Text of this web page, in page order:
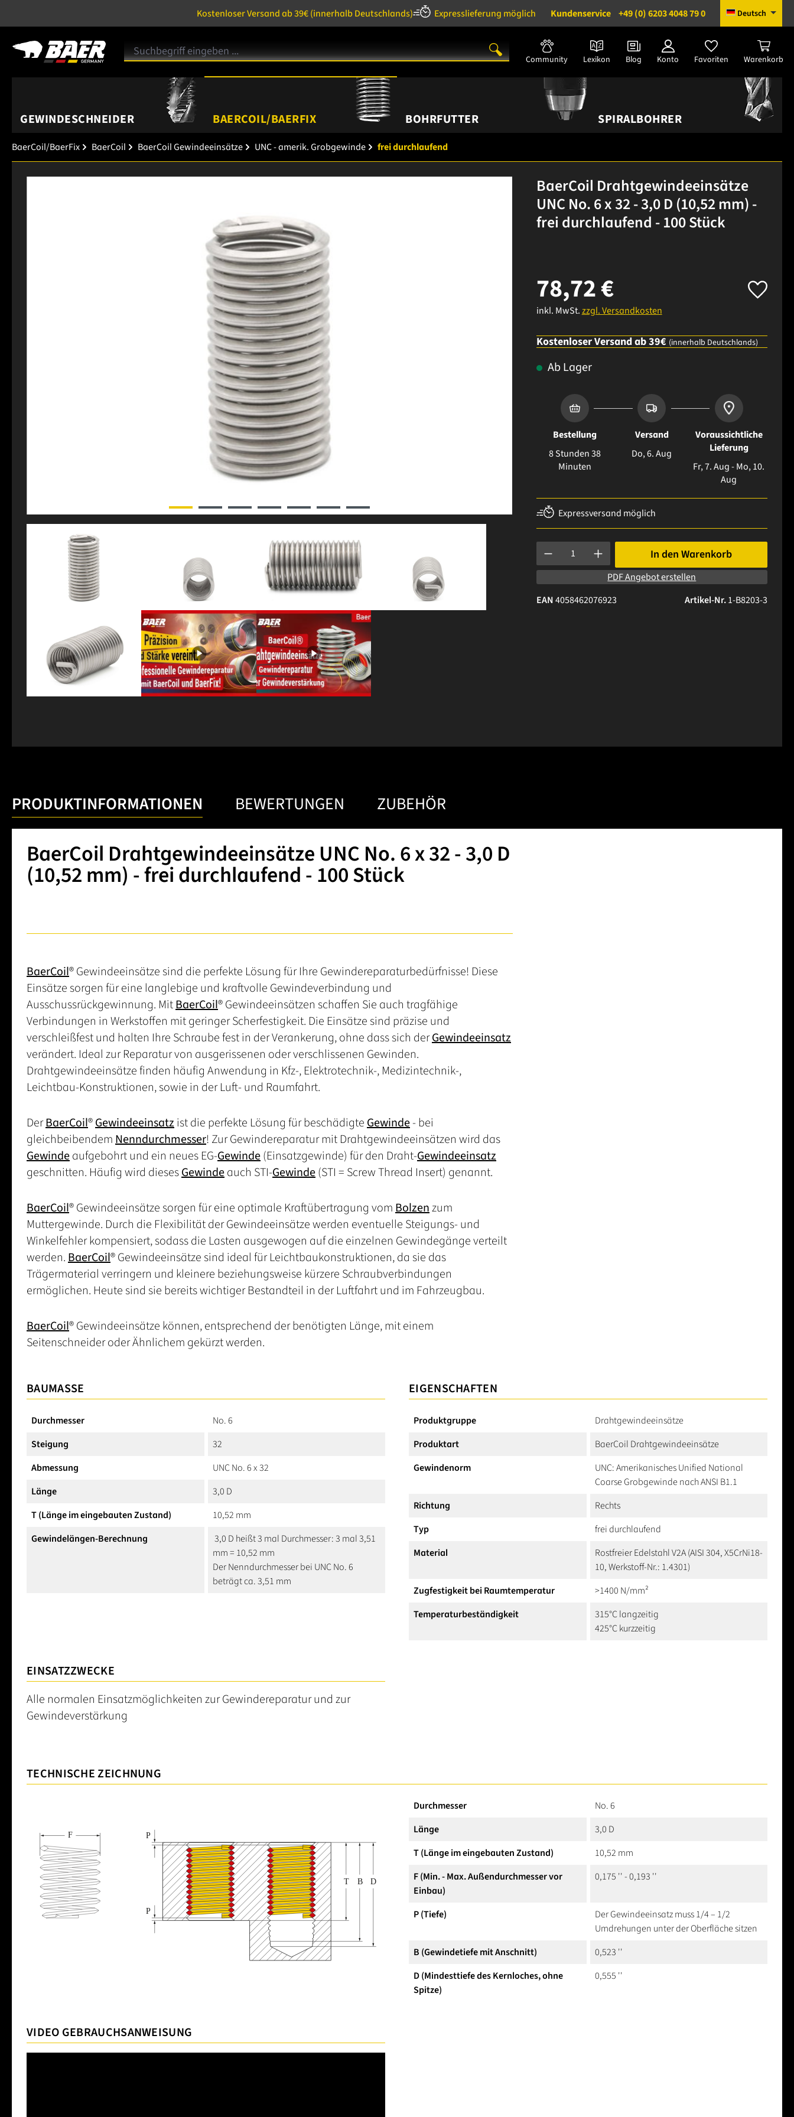
Kostenloser Versand ab 39€(innerhalb Deutschlands) Expresslieferung möglich Kundenservice +49 (0) 6203 4048 79 0 Deutsch
Community Lexikon Blog Konto Favoriten Warenkorb
GEWINDESCHNEIDER BAERCOIL/BAERFIX BOHRFUTTER SPIRALBOHRER
BaerCoil/BaerFix BaerCoil BaerCoil Gewindeeinsätze UNC - amerik. Grobgewinde frei durchlaufend
BaerCoil Drahtgewindeeinsätze
UNC No. 6 x 32 - 3,0 D (10,52 mm) -
frei durchlaufend - 100 Stück
78,72 €
inkl. MwSt.zzgl. Versandkosten
Kostenloser Versand ab 39€ (innerhalb Deutschlands)
Ab Lager
Bestellung
8 Stunden 38
Minuten
Versand
Do, 6. Aug
Voraussichtliche
Lieferung
Fr, 7. Aug - Mo, 10.
Aug
Expressversand möglich
Produkt Anzahl: Gib den gewünschten Wert ein oder benutze
In den Warenkorb
PDF Angebot erstellen
Artikel-Nr.1-B8203-3
EAN4058462076923
PRODUKTINFORMATIONEN BEWERTUNGEN ZUBEHÖR
BaerCoil Drahtgewindeeinsätze UNC No. 6 x 32 - 3,0 D
(10,52 mm) - frei durchlaufend - 100 Stück
BaerCoil® Gewindeeinsätze sind die perfekte Lösung für Ihre Gewindereparaturbedürfnisse! Diese
Einsätze sorgen für eine langlebige und kraftvolle Gewindeverbindung und
Ausschussrückgewinnung. MitBaerCoil® Gewindeeinsätzen schaffen Sie auch tragfähige
Verbindungen in Werkstoffen mit geringer Scherfestigkeit. Die Einsätze sind präzise und
verschleißfest und halten Ihre Schraube fest in der Verankerung, ohne dass sich derGewindeeinsatz
verändert. Ideal zur Reparatur von ausgerissenen oder verschlissenen Gewinden.
Drahtgewindeeinsätze finden häufig Anwendung in Kfz-, Elektrotechnik-, Medizintechnik-,
Leichtbau-Konstruktionen, sowie in der Luft- und Raumfahrt.
DerBaerCoil®Gewindeeinsatzist die perfekte Lösung für beschädigteGewinde- bei
gleichbeibendemNenndurchmesser! Zur Gewindereparatur mit Drahtgewindeeinsätzen wird das
Gewindeaufgebohrt und ein neues EG-Gewinde(Einsatzgewinde) für den Draht-Gewindeeinsatz
geschnitten. Häufig wird diesesGewindeauch STI-Gewinde(STI = Screw Thread Insert) genannt.
BaerCoil® Gewindeeinsätze sorgen für eine optimale Kraftübertragung vomBolzenzum
Muttergewinde. Durch die Flexibilität der Gewindeeinsätze werden eventuelle Steigungs- und
Winkelfehler kompensiert, sodass die Lasten ausgewogen auf die einzelnen Gewindegänge verteilt
werden.BaerCoil® Gewindeeinsätze sind ideal für Leichtbaukonstruktionen, da sie das
Trägermaterial verringern und kleinere beziehungsweise kürzere Schraubverbindungen
ermöglichen. Heute sind sie bereits wichtiger Bestandteil in der Luftfahrt und im Fahrzeugbau.
BaerCoil® Gewindeeinsätze können, entsprechend der benötigten Länge, mit einem
Seitenschneider oder Ähnlichem gekürzt werden.
BAUMASSE
Durchmesser
No. 6
Steigung
32
Abmessung
UNC No. 6 x 32
Länge
3,0 D
T (Länge im eingebauten Zustand)
10,52 mm
Gewindelängen-Berechnung
3,0 D heißt 3 mal Durchmesser: 3 mal 3,51
mm = 10,52 mm
Der Nenndurchmesser bei UNC No. 6
beträgt ca. 3,51 mm
EIGENSCHAFTEN
Produktgruppe
Drahtgewindeeinsätze
Produktart
BaerCoil Drahtgewindeeinsätze
Gewindenorm
UNC: Amerikanisches Unified National
Coarse Grobgewinde nach ANSI B1.1
Richtung
Rechts
Typ
frei durchlaufend
Material
Rostfreier Edelstahl V2A (AISI 304, X5CrNi18-
10, Werkstoff-Nr.: 1.4301)
Zugfestigkeit bei Raumtemperatur
>1400 N/mm²
Temperaturbeständigkeit
315°C langzeitig
425°C kurzzeitig
EINSATZZWECKE
Alle normalen Einsatzmöglichkeiten zur Gewindereparatur und zur
Gewindeverstärkung
TECHNISCHE ZEICHNUNG
Durchmesser
No. 6
Länge
3,0 D
T (Länge im eingebauten Zustand)
10,52 mm
F (Min. - Max. Außendurchmesser vor
Einbau)
0,175 '' - 0,193 ''
P (Tiefe)
Der Gewindeeinsatz muss 1/4 – 1/2
Umdrehungen unter der Oberfläche sitzen
B (Gewindetiefe mit Anschnitt)
0,523 ''
D (Mindesttiefe des Kernloches, ohne
Spitze)
0,555 ''
VIDEO GEBRAUCHSANWEISUNG